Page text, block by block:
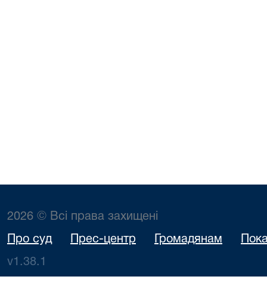
2026 © Всі права захищені
Про суд Прес-центр Громадянам
v1.38.1